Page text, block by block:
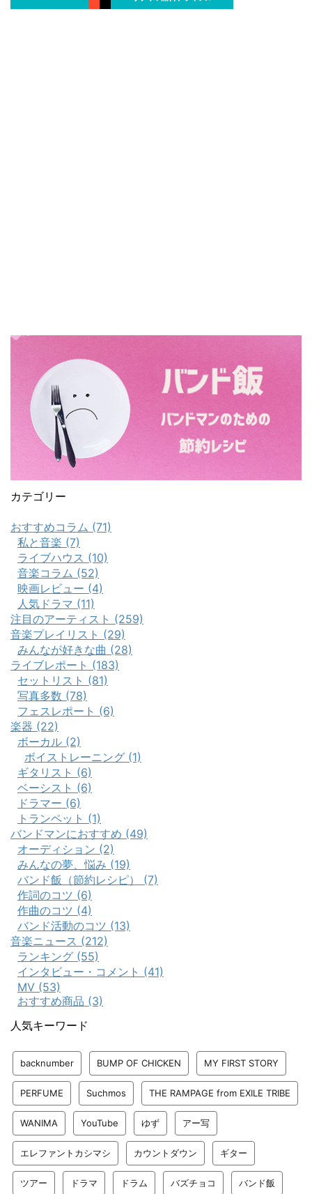
カテゴリー
おすすめコラム (71)
私と音楽 (7)
ライブハウス (10)
音楽コラム (52)
映画レビュー (4)
人気ドラマ (11)
注目のアーティスト (259)
音楽プレイリスト (29)
みんなが好きな曲 (28)
ライブレポート (183)
セットリスト (81)
写真多数 (78)
フェスレポート (6)
楽器 (22)
ボーカル (2)
ボイストレーニング (1)
ギタリスト (6)
ベーシスト (6)
ドラマー (6)
トランペット (1)
バンドマンにおすすめ (49)
オーディション (2)
みんなの夢、悩み (19)
バンド飯（節約レシピ） (7)
作詞のコツ (6)
作曲のコツ (4)
バンド活動のコツ (13)
音楽ニュース (212)
ランキング (55)
インタビュー・コメント (41)
MV (53)
おすすめ商品 (3)
人気キーワード
backnumber BUMP OF CHICKEN MY FIRST STORY
PERFUME Suchmos THE RAMPAGE from EXILE TRIBE
WANIMA YouTube ゆず アー写
エレファントカシマシ カウントダウン ギター
ツアー ドラマ ドラム バズチョコ バンド飯